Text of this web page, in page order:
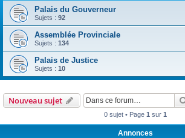
Palais du Gouverneur
Sujets : 92
Assemblée Provinciale
Sujets : 134
Palais de Justice
Sujets : 10
Nouveau sujet
0 sujet • Page 1 sur 1
Annonces